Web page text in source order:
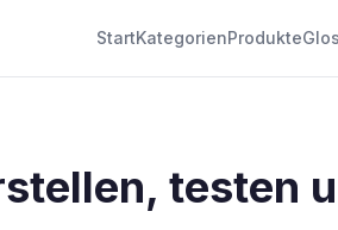
StartKategorienProdukte
testen